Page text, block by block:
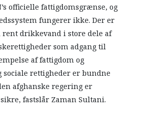
officielle fattigdomsgrænse, og
fungerer ikke. Der er
drikkevand i store dele af
som adgang til
af fattigdom og
sociale rettigheder er bundne
afghanske regering er
fastslår Zaman Sultani.